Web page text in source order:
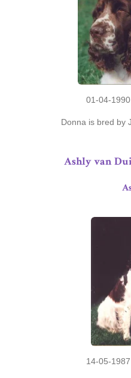
01-04-
Donna is bred by
Ashly van
14-05-